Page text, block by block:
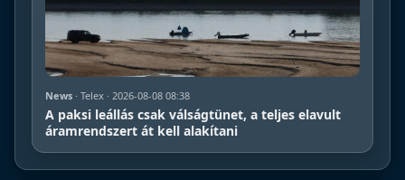
News · Telex · 2026-08-08 08:38
A paksi leállás csak válságtünet, a teljes elavult
áramrendszert át kell alakítani